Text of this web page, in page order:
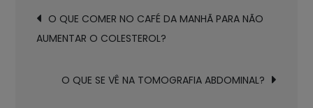
HORMÔNIO
FEMININO
EMAGRECER?
deO QUE COMER NO CAFÉ DA MANHÃ PARA NÃO
AUMENTAR O COLESTEROL?
O QUE SE VÊ NA TOMOGRAFIA ABDOMINAL?